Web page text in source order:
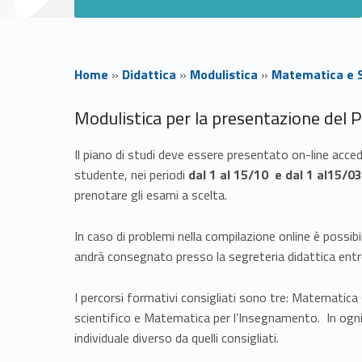
Home » Didattica » Modulistica » Matematica e
I
s
c
r
i
t
Modulistica per la presentazione del
Il piano di studi deve essere presentato on-line
studente, nei periodi dal 1 al 15/10 e dal 1 al15/03
prenotare gli esami a scelta.
In caso di problemi nella compilazione online è
andrà consegnato presso la segreteria didattica
I percorsi formativi consigliati sono tre: Matematica
scientifico e Matematica per l’Insegnamento. In
individuale diverso da quelli consigliati.